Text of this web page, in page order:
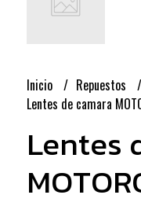
Inicio Repuestos
Lentes de camara
Lentes